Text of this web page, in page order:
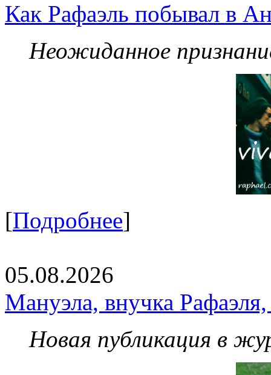
Как Рафаэль побывал в
Неожиданное
[Подробнее]
05.08.2026
Мануэла, внучка
Новая публикация в